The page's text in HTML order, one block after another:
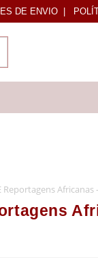
DE ENVIO |
Reportagens